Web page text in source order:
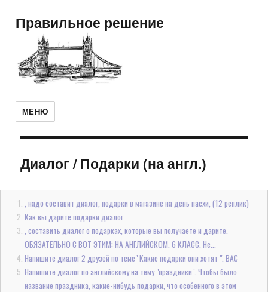
Правильное решение
МЕНЮ
Диалог/Подарки (на англ.)
, надо составит диалог, подарки в магазине на день пасхи, (12 реплик)
Как вы дарите подарки диалог
, составить диалог о подарках, которые вы получаете и дарите.
ОБЯЗАТЕЛЬНО С ВОТ ЭТИМ: НА АНГЛИЙСКОМ. 6 КЛАСС. Не...
Напишите диалог 2 друзей по теме" Какие подарки они хотят ". ВАС
Напишите диалог по английскому на тему "праздники". Чтобы было
название праздника, какие-нибудь подарки, что особенного в этом